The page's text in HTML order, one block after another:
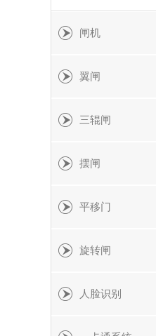
闸机
翼闸
三辊闸
摆闸
平移门
旋转闸
人脸识别